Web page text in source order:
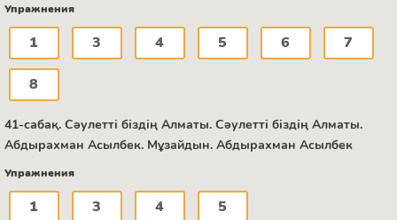
Упражнения
1 3 4 5 6 7
8
41-сабақ. Сәулетті біздің Алматы. Сәулетті біздің Алматы.
Абдырахман Асылбек. Мұзайдын. Абдырахман Асылбек
Упражнения
1 3 4 5